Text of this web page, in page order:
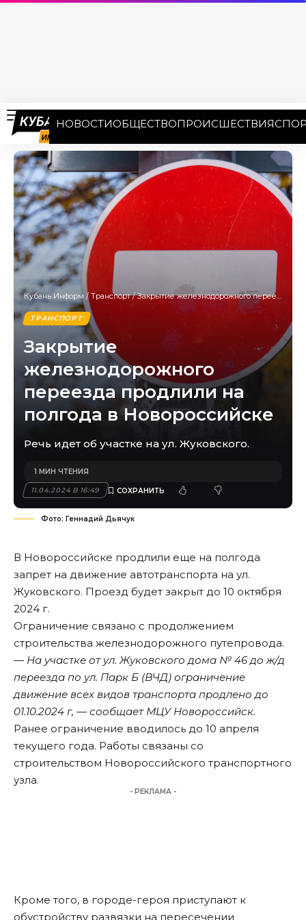
НОВОСТИОБЩЕСТВОПРОИСШЕСТВИЯ
Кубань Информ / Транспорт/Закрытие железнодорожного переезда продлили на полгода в Новороссийске
ТРАНСПОРТ
Закрытие
железнодорожного
переезда продлили на
полгода в Новороссийске
Речь идет об участке на ул. Жуковского.
11.04.2024 В 16:49
1 МИН ЧТЕНИЯ
Фото: Геннадий Дьячук
В Новороссийске продлили еще на полгода
запрет на движение автотранспорта на ул.
Жуковского. Проезд будет закрыт до 10 октября
2024 г.
Ограничение связано с продолжением
строительства железнодорожного путепровода.
— На участке от ул. Жуковского дома № 46 до ж/д
переезда по ул. Парк Б (ВЧД) ограничение
движение всех видов транспорта продлено до
01.10.2024 г, — сообщает МЦУ Новороссийск.
Ранее ограничение вводилось до 10 апреля
текущего года. Работы связаны со
строительством Новороссийского транспортного
узла.
- РЕКЛАМА -
Кроме того, в городе-героя приступают к
обустройству развязки на пересечении